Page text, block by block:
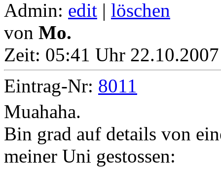
Admin: edit | löschen
von Mo.
Zeit: 05:41 Uhr
Eintrag-Nr: 8011
Muahaha.
Bin grad auf details von
meiner Uni gestossen: